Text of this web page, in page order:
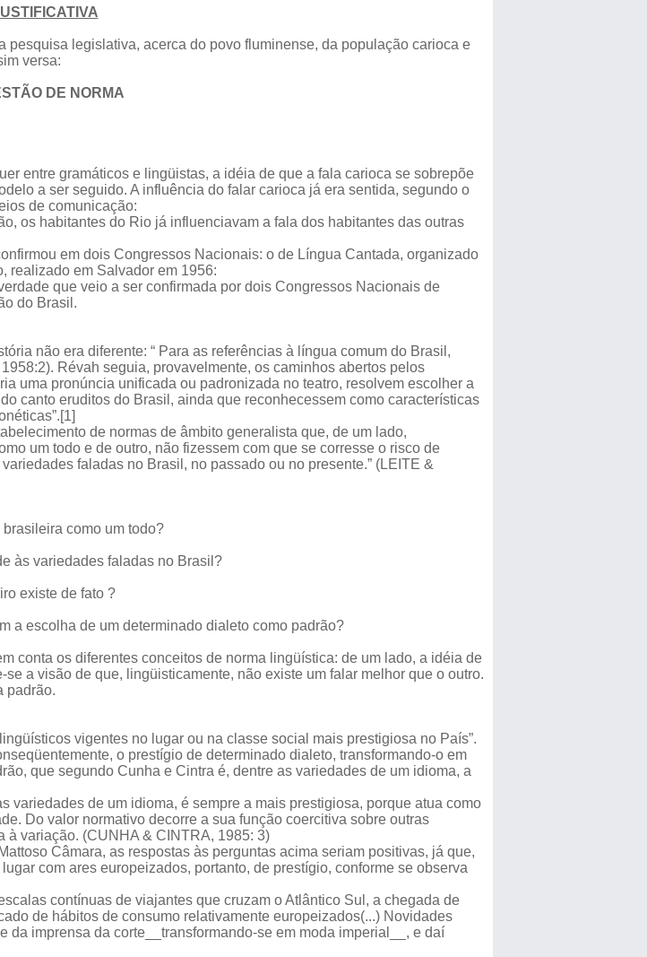
pesquisa legislativa, acerca do povo fluminense, da população carioca e
versa:
DE NORMA
entre gramáticos e lingüistas, a idéia de que a fala carioca se sobrepõe
a ser seguido. A influência do falar carioca já era sentida, segundo o
de comunicação:
os habitantes do Rio já influenciavam a fala dos habitantes das outras
em dois Congressos Nacionais: o de Língua Cantada, organizado
realizado em Salvador em 1956:
que veio a ser confirmada por dois Congressos Nacionais de
do Brasil.
não era diferente: “ Para as referências à língua comum do Brasil,
Révah seguia, provavelmente, os caminhos abertos pelos
uma pronúncia unificada ou padronizada no teatro, resolvem escolher a
canto eruditos do Brasil, ainda que reconhecessem como características
de normas de âmbito generalista que, de um lado,
um todo e de outro, não fizessem com que se corresse o risco de
faladas no Brasil, no passado ou no presente.” (LEITE &
como um todo?
às variedades faladas no Brasil?
existe de fato ?
a escolha de um determinado dialeto como padrão?
conta os diferentes conceitos de norma lingüística: de um lado, a idéia de
a visão de que, lingüisticamente, não existe um falar melhor que o outro.
padrão.
vigentes no lugar ou na classe social mais prestigiosa no País”.
o prestígio de determinado dialeto, transformando-o em
que segundo Cunha e Cintra é, dentre as variedades de um idioma, a
variedades de um idioma, é sempre a mais prestigiosa, porque atua como
Do valor normativo decorre a sua função coercitiva sobre outras
à variação. (CUNHA & CINTRA, 1985: 3)
Câmara, as respostas às perguntas acima seriam positivas, já que,
com ares europeizados, portanto, de prestígio, conforme se observa
contínuas de viajantes que cruzam o Atlântico Sul, a chegada de
de hábitos de consumo relativamente europeizados(...) Novidades
imprensa da corte__transformando-se em moda imperial__, e daí